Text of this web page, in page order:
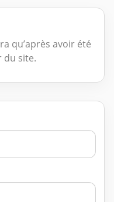
qu’après avoir été
du site.